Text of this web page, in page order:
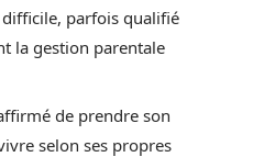
parfois qualifié
la gestion parentale
de prendre son
selon ses propres